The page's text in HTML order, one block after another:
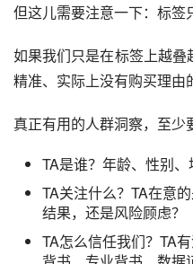
但这儿需要注意一下：标签
如果我们只是在标签上越
精准、实际上没有购买理由
真正有用的人群洞察，至少
TA是谁？年龄、性别、
TA关注什么？TA在意
结果，还是风险顾虑？
TA怎么信任我们？TA